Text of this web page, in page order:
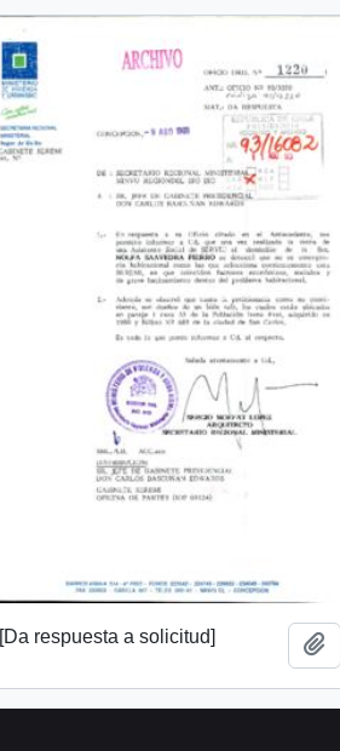
[Da respuesta a solicitud]